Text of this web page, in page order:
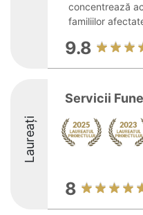
concentrează
familiilor
9.8
Laureați
Servicii
8